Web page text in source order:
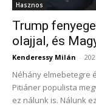
Hasznos
Trump
olajjal, és
Kenderessy Milán -
Néhány elmebetegre
Pitiáner populista
ez nálunk is. Nálunk